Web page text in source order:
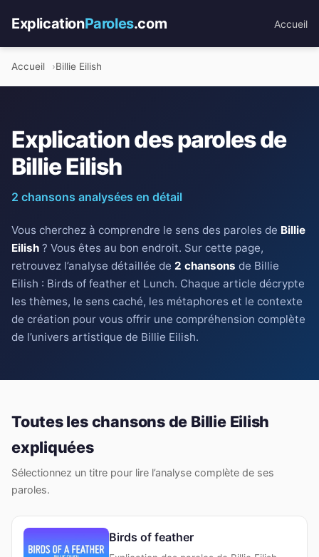
ExplicationParoles.com Accueil
Accueil Billie Eilish
Explication des paroles de
Billie Eilish
2 chansons analysées en détail
Vous cherchez à comprendre le sens des paroles de Billie
Eilish ? Vous êtes au bon endroit. Sur cette page,
retrouvez l’analyse détaillée de 2 chansons de Billie
Eilish : Birds of feather et Lunch. Chaque article décrypte
les thèmes, le sens caché, les métaphores et le contexte
de création pour vous offrir une compréhension complète
de l’univers artistique de Billie Eilish.
Toutes les chansons de Billie Eilish
expliquées
Sélectionnez un titre pour lire l’analyse complète de ses
paroles.
Birds of feather